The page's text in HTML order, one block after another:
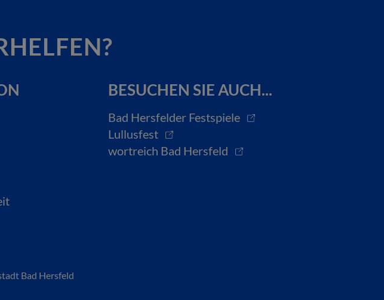
BESUCHEN SIE AUCH...
Bad Hersfelder Festspiele
Lullusfest
wortreich Bad Hersfeld
Bad Hersfeld